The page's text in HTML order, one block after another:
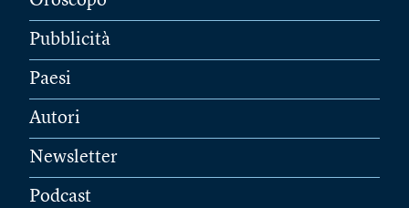
Pubblicità
Paesi
Autori
Newsletter
Podcast